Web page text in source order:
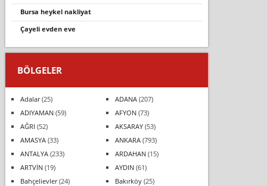
bursa heykel nakliyat
çayeli̇ evden eve
BÖLGELER
Adalar(25) ADANA(207)
ADIYAMAN(59) AFYON(73)
AĞRI (52) AKSARAY(53)
AMASYA(33) ANKARA(793)
ANTALYA(233) ARDAHAN(15)
ARTVİN(19) AYDIN(61)
Bahçelievler(24) Bakırköy(25)